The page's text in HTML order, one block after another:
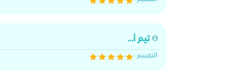
تيم أ...
التقييم :